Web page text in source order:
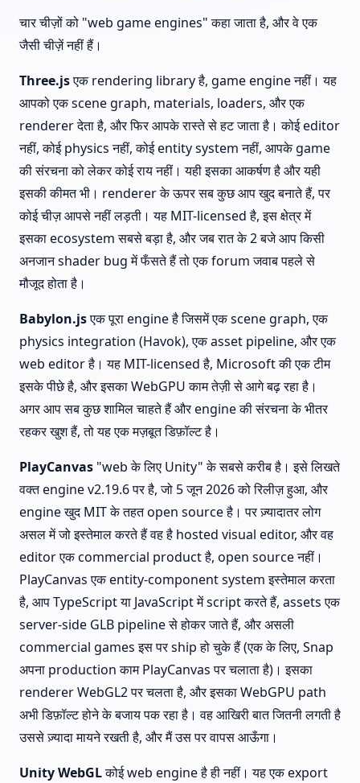
चार चीज़ों को "web game engines" कहा जाता है, और वे एक
जैसी चीज़ें नहीं हैं।
Three.jsएक rendering library है, game engine नहीं। यह
आपको एक scene graph, materials, loaders, और एक
renderer देता है, और फिर आपके रास्ते से हट जाता है। कोई editor
नहीं, कोई physics नहीं, कोई entity system नहीं, आपके game
की संरचना को लेकर कोई राय नहीं। यही इसका आकर्षण है और यही
इसकी कीमत भी। renderer के ऊपर सब कुछ आप खुद बनाते हैं, पर
कोई चीज़ आपसे नहीं लड़ती। यह MIT-licensed है, इस क्षेत्र में
इसका ecosystem सबसे बड़ा है, और जब रात के 2 बजे आप किसी
अनजान shader bug में फँसते हैं तो एक forum जवाब पहले से
मौजूद होता है।
Babylon.jsएक पूरा engine है जिसमें एक scene graph, एक
physics integration (Havok), एक asset pipeline, और एक
web editor है। यह MIT-licensed है, Microsoft की एक टीम
इसके पीछे है, और इसका WebGPU काम तेज़ी से आगे बढ़ रहा है।
अगर आप सब कुछ शामिल चाहते हैं और engine की संरचना के भीतर
रहकर खुश हैं, तो यह एक मज़बूत डिफ़ॉल्ट है।
PlayCanvas "web के लिए Unity" के सबसे करीब है। इसे लिखते
वक्त engine v2.19.6 पर है, जो 5 जून 2026 को रिलीज़ हुआ, और
engine खुद MIT के तहत open source है। पर ज़्यादातर लोग
असल में जो इस्तेमाल करते हैं वह है hosted visual editor, और वह
editor एक commercial product है, open source नहीं।
PlayCanvas एक entity-component system इस्तेमाल करता
है, आप TypeScript या JavaScript में script करते हैं, assets एक
server-side GLB pipeline से होकर जाते हैं, और असली
commercial games इस पर ship हो चुके हैं (एक के लिए, Snap
अपना production काम PlayCanvas पर चलाता है)। इसका
renderer WebGL2 पर चलता है, और इसका WebGPU path
अभी डिफ़ॉल्ट होने के बजाय पक रहा है। वह आखिरी बात जितनी लगती है
उससे ज़्यादा मायने रखती है, और मैं उस पर वापस आऊँगा।
Unity WebGLकोई web engine है ही नहीं। यह एक export